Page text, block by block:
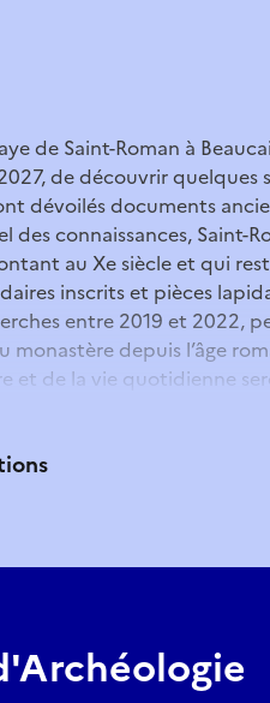
de Saint-Roman à
de découvrir
dévoilés documents
des connaissances,
au Xe siècle et qui
inscrits et pièces
entre 2019 et 2022,
depuis l’âge
et de la vie quotidienne
de la vie sociale et
et photographiques
du site qui, entre